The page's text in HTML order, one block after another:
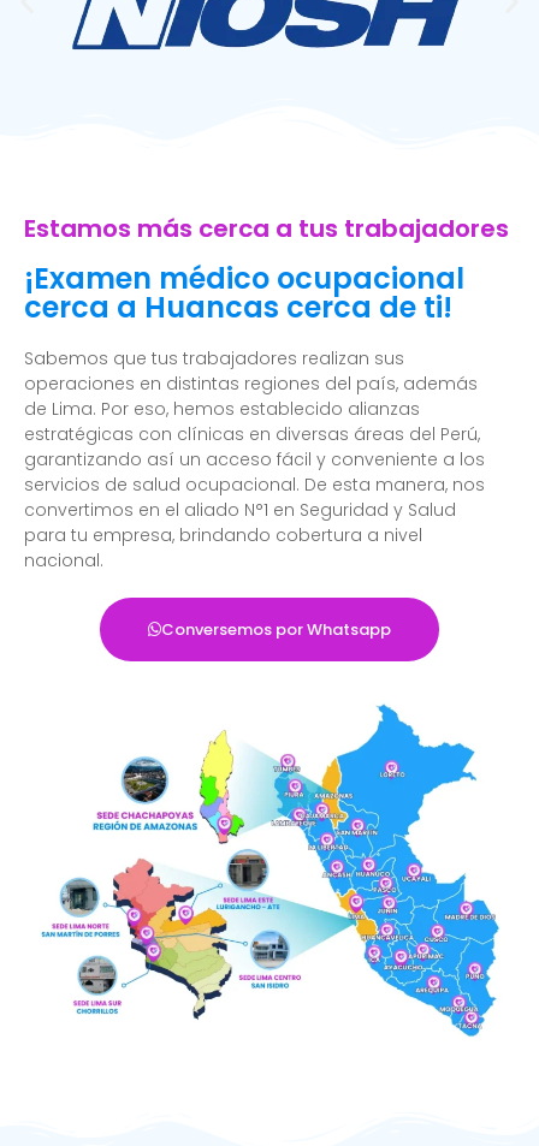
Estamos más cerca a tus trabajadores
¡Examen médico ocupacional
cerca a Huancas cerca de ti!
Sabemos que tus trabajadores realizan sus
operaciones en distintas regiones del país, además
de Lima. Por eso, hemos establecido alianzas
estratégicas con clínicas en diversas áreas del Perú,
garantizando así un acceso fácil y conveniente a los
servicios de salud ocupacional. De esta manera, nos
convertimos en el aliado N°1 en Seguridad y Salud
para tu empresa, brindando cobertura a nivel
nacional.
Conversemos por Whatsapp